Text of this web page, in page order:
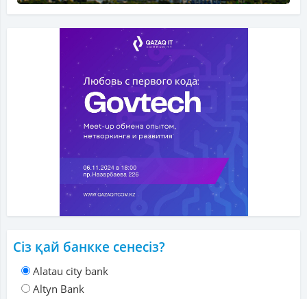
Сіз қай банкке сенесіз?
Alatau city bank
Altyn Bank